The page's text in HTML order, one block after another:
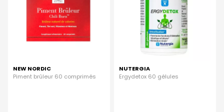
NEW NORDIC
Piment brûleur 60 comprimés
NUTERGIA
Ergydetox 60 gélules